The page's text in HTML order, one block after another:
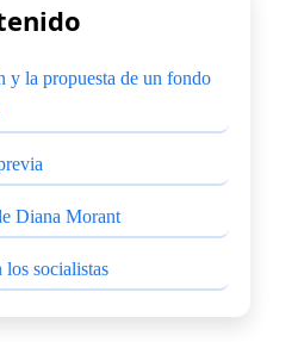
y la propuesta de un fondo
Diana Morant
socialistas